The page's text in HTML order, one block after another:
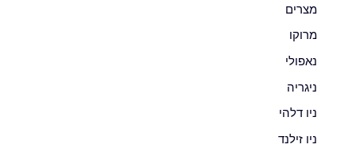
מצרים
מרוקו
נאפולי
ניגריה
ניו דלהי
ניו זילנד